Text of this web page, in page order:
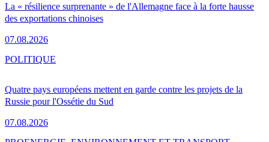
La « résilience surprenante » de l'Allemagne face à la forte hausse
des exportations chinoises
07.08.2026
Quatre pays européens mettent en garde contre les projets de la
Russie pour l'Ossétie du Sud
07.08.2026
POLITIQUE